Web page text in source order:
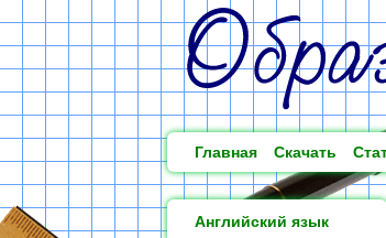
Главная Скачать
Английский язык